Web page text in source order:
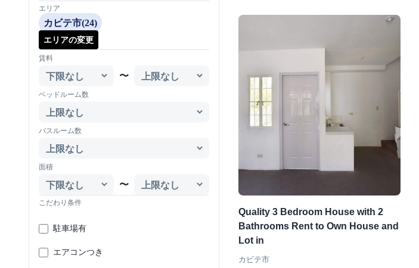
エリア
カビテ市(24)
エリアの変更
賃料
〜
ベッドルーム数
バスルーム数
面積
〜
こだわり条件
駐車場有
エアコンつき
Quality 3 Bedroom House with 2
Bathrooms Rent to Own House and
Lot in
カビテ市